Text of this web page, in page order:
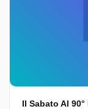
Il Sabato Al 90°